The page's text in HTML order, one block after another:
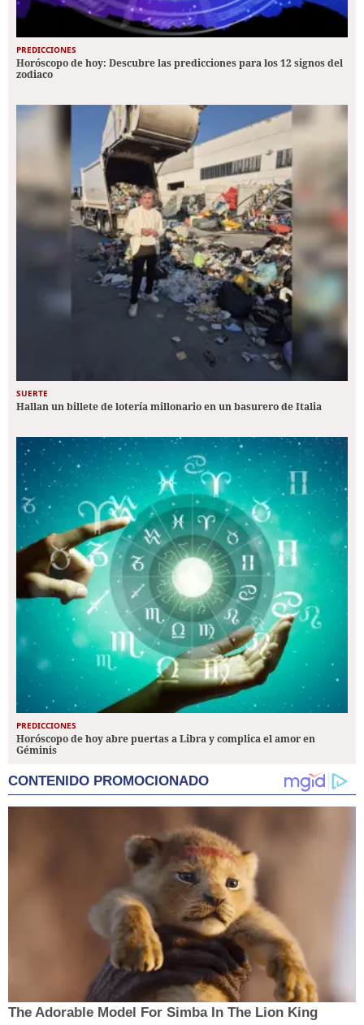
PREDICCIONES
Horóscopo de hoy: Descubre las predicciones para los 12 signos del
zodiaco
SUERTE
Hallan un billete de lotería millonario en un basurero de Italia
PREDICCIONES
Horóscopo de hoy abre puertas a Libra y complica el amor en
Géminis
CONTENIDO PROMOCIONADO
The Adorable Model For Simba In The Lion King